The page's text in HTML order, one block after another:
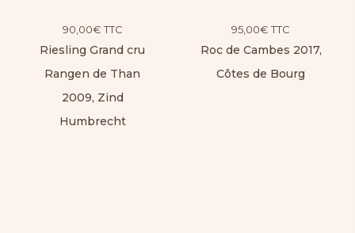
90,00€ TTC
Riesling Grand cru
Rangen de Than
2009, Zind
Humbrecht
95,00€ TTC
Roc de Cambes 2017,
Côtes de Bourg